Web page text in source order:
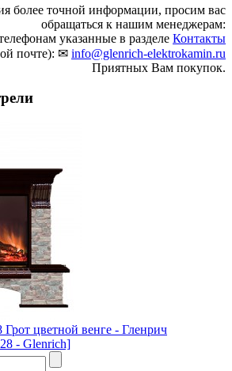
более точной информации, просим вас
обращаться к нашим менеджерам:
указанные в разделе Контакты
почте): ✉ info@glenrich-elektrokamin.ru
Приятных Вам покупок.
цветной венге - Гленрич
- Glenrich]